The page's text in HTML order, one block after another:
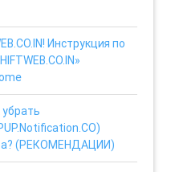
Инструкция по
убрать
(РЕКОМЕНДАЦИИ)